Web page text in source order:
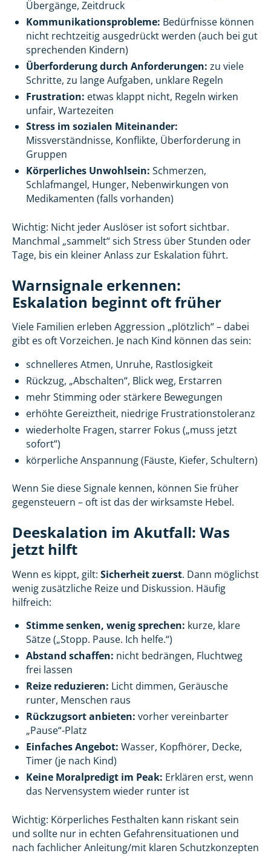
Übergänge, Zeitdruck
Kommunikationsprobleme: Bedürfnisse können
nicht rechtzeitig ausgedrückt werden (auch bei gut
sprechenden Kindern)
Überforderung durch Anforderungen: zu viele
Schritte, zu lange Aufgaben, unklare Regeln
Frustration: etwas klappt nicht, Regeln wirken
unfair, Wartezeiten
Stress im sozialen Miteinander:
Missverständnisse, Konflikte, Überforderung in
Gruppen
Körperliches Unwohlsein: Schmerzen,
Schlafmangel, Hunger, Nebenwirkungen von
Medikamenten (falls vorhanden)
Wichtig: Nicht jeder Auslöser ist sofort sichtbar.
Manchmal „sammelt“ sich Stress über Stunden oder
Tage, bis ein kleiner Anlass zur Eskalation führt.
Warnsignale erkennen:
Eskalation beginnt oft früher
Viele Familien erleben Aggression „plötzlich“ – dabei
gibt es oft Vorzeichen. Je nach Kind können das sein:
schnelleres Atmen, Unruhe, Rastlosigkeit
Rückzug, „Abschalten“, Blick weg, Erstarren
mehr Stimming oder stärkere Bewegungen
erhöhte Gereiztheit, niedrige Frustrationstoleranz
wiederholte Fragen, starrer Fokus („muss jetzt
sofort“)
körperliche Anspannung (Fäuste, Kiefer, Schultern)
Wenn Sie diese Signale kennen, können Sie früher
gegensteuern – oft ist das der wirksamste Hebel.
Deeskalation im Akutfall: Was
jetzt hilft
Wenn es kippt, gilt: Sicherheit zuerst. Dann möglichst
wenig zusätzliche Reize und Diskussion. Häufig
hilfreich:
Stimme senken, wenig sprechen: kurze, klare
Sätze („Stopp. Pause. Ich helfe.“)
Abstand schaffen: nicht bedrängen, Fluchtweg
frei lassen
Reize reduzieren: Licht dimmen, Geräusche
runter, Menschen raus
Rückzugsort anbieten: vorher vereinbarter
„Pause“-Platz
Einfaches Angebot: Wasser, Kopfhörer, Decke,
Timer (je nach Kind)
Keine Moralpredigt im Peak: Erklären erst, wenn
das Nervensystem wieder runter ist
Wichtig: Körperliches Festhalten kann riskant sein
und sollte nur in echten Gefahrensituationen und
nach fachlicher Anleitung/mit klaren Schutzkonzepten